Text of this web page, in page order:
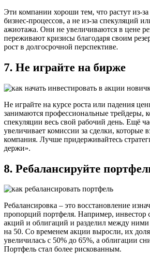
Эти компании хороши тем, что растут из-
бизнес-процессов, а не из-за спекуляций
ажиотажа. Они не увеличиваются в цене
переживают кризисы благодаря своим
рост в долгосрочной перспективе.
7. Не играйте на бирже
Не играйте на курсе роста или падения
занимаются профессиональные трейдеры,
спекуляции весь свой рабочий день. Ещё
увеличивает комиссии за сделки, которые
компания. Лучше придерживайтесь
держи».
8. Ребалансируйте
Ребалансировка – это восстановление
пропорций портфеля. Например, инвестор
акций и облигаций и разделил между
на 50. Со временем акции выросли, их
увеличилась с 50% до 65%, а облигации
Портфель стал более рискованным.